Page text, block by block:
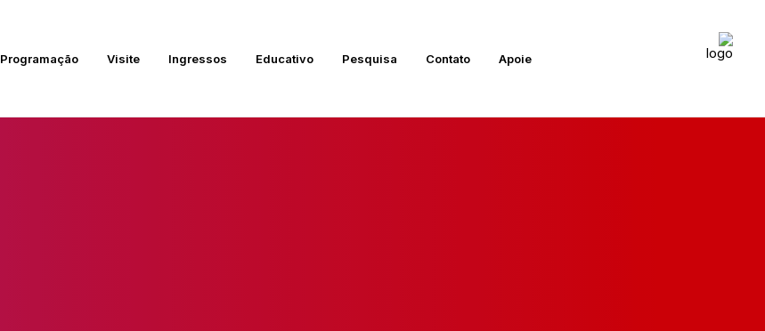
Programação Visite Ingressos Educativo Pesquisa Contato Apoie